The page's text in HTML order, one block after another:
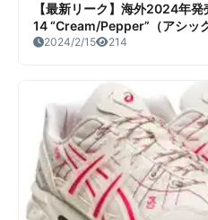
【最新リーク】海外2024年
14 “Cream/Pepper”（アシッ
ペッパー”）リーク情報まとめ
2024/2/15 214